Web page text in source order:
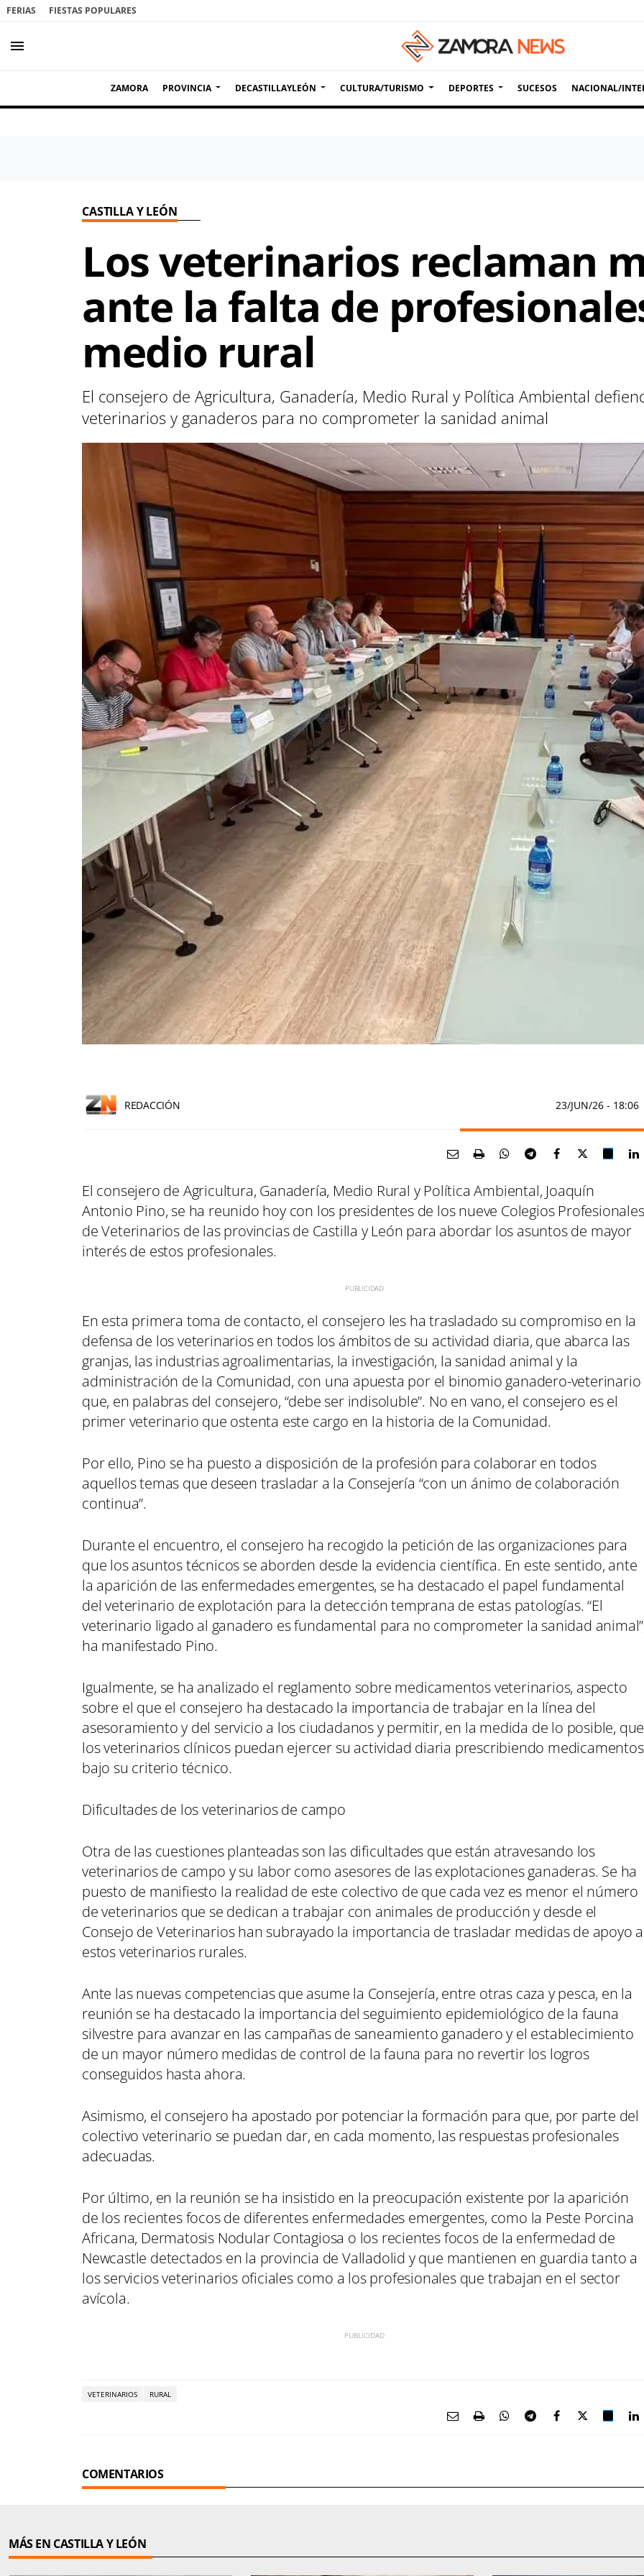
FERIAS FIESTAS POPULARES
menu
ZAMORA PROVINCIA DECASTILLAYLEÓN CULTURA/TURISMO DEPORTES SUCESOS NACIONAL/
CASTILLA Y LEÓN
Los veterinarios reclaman
ante la falta de
medio rural
El consejero de Agricultura, Ganadería, Medio Rural y Política Ambiental
veterinarios y ganaderos para no comprometer la sanidad animal
REDACCIÓN 23/JUN/26 - 18:06
El consejero de Agricultura, Ganadería, Medio Rural y Política Ambiental, Joaquín
Antonio Pino, se ha reunido hoy con los presidentes de los nueve Colegios Profesionales
de Veterinarios de las provincias de Castilla y León para abordar los asuntos de mayor
interés de estos profesionales.
En esta primera toma de contacto, el consejero les ha trasladado su compromiso en la
defensa de los veterinarios en todos los ámbitos de su actividad diaria, que abarca las
granjas, las industrias agroalimentarias, la investigación, la sanidad animal y la
administración de la Comunidad, con una apuesta por el binomio ganadero-veterinario
que, en palabras del consejero, “debe ser indisoluble”. No en vano, el consejero es el
primer veterinario que ostenta este cargo en la historia de la Comunidad.
Por ello, Pino se ha puesto a disposición de la profesión para colaborar en todos
aquellos temas que deseen trasladar a la Consejería “con un ánimo de colaboración
continua”.
Durante el encuentro, el consejero ha recogido la petición de las organizaciones para
que los asuntos técnicos se aborden desde la evidencia científica. En este sentido, ante
la aparición de las enfermedades emergentes, se ha destacado el papel fundamental
del veterinario de explotación para la detección temprana de estas patologías. “El
veterinario ligado al ganadero es fundamental para no comprometer la sanidad
ha manifestado Pino.
Igualmente, se ha analizado el reglamento sobre medicamentos veterinarios, aspecto
sobre el que el consejero ha destacado la importancia de trabajar en la línea del
asesoramiento y del servicio a los ciudadanos y permitir, en la medida de lo posible, que
los veterinarios clínicos puedan ejercer su actividad diaria prescribiendo medicamentos
bajo su criterio técnico.
Dificultades de los veterinarios de campo
Otra de las cuestiones planteadas son las dificultades que están atravesando los
veterinarios de campo y su labor como asesores de las explotaciones ganaderas. Se ha
puesto de manifiesto la realidad de este colectivo de que cada vez es menor el número
de veterinarios que se dedican a trabajar con animales de producción y desde el
Consejo de Veterinarios han subrayado la importancia de trasladar medidas de apoyo a
estos veterinarios rurales.
Ante las nuevas competencias que asume la Consejería, entre otras caza y pesca, en la
reunión se ha destacado la importancia del seguimiento epidemiológico de la fauna
silvestre para avanzar en las campañas de saneamiento ganadero y el establecimiento
de un mayor número medidas de control de la fauna para no revertir los logros
conseguidos hasta ahora.
Asimismo, el consejero ha apostado por potenciar la formación para que, por parte del
colectivo veterinario se puedan dar, en cada momento, las respuestas profesionales
adecuadas.
Por último, en la reunión se ha insistido en la preocupación existente por la aparición
de los recientes focos de diferentes enfermedades emergentes, como la Peste Porcina
Africana, Dermatosis Nodular Contagiosa o los recientes focos de la enfermedad de
Newcastle detectados en la provincia de Valladolid y que mantienen en guardia tanto a
los servicios veterinarios oficiales como a los profesionales que trabajan en el sector
avícola.
VETERINARIOS RURAL
COMENTARIOS
MÁS EN CASTILLA Y LEÓN